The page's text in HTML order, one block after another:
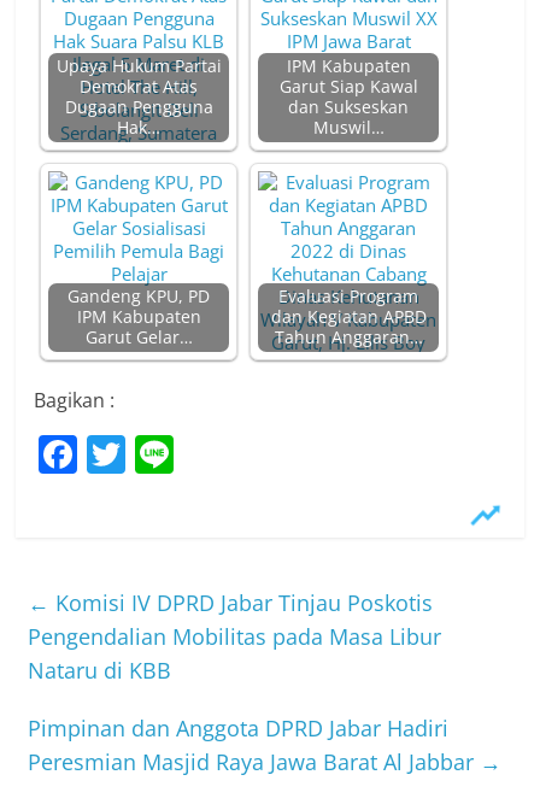
Upaya Hukum Partai
Demokrat Atas
Dugaan Pengguna
Hak…
IPM Kabupaten
Garut Siap Kawal
dan Sukseskan
Muswil…
Gandeng KPU, PD
IPM Kabupaten
Garut Gelar…
Evaluasi Program
dan Kegiatan APBD
Tahun Anggaran…
Bagikan :
F
b
o
o
k
T
← Komisi IV DPRD Jabar Tinjau Poskotis
Pengendalian Mobilitas pada Masa Libur
Nataru di KBB
Pimpinan dan Anggota DPRD Jabar Hadiri
Peresmian Masjid Raya Jawa Barat Al Jabbar →